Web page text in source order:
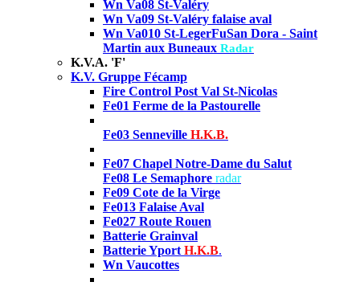
Wn Va08 St-Valéry
Wn Va09 St-Valéry falaise aval
Wn Va010 St-LegerFuSan Dora - Saint
Martin aux Buneaux Radar
K.V.A. 'F'
K.V. Gruppe Fécamp
Fire Control Post Val St-Nicolas
Fe01 Ferme de la Pastourelle
Fe03 Senneville H.K.B.
Fe07 Chapel Notre-Dame du Salut
Fe08 Le Semaphore radar
Fe09 Cote de la Virge
Fe013 Falaise Aval
Fe027 Route Rouen
Batterie Grainval
BatterieYport H.K.B.
Wn Vaucottes